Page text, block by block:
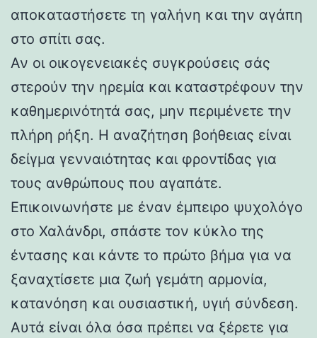
αποκαταστήσετε τη γαλήνη και την αγάπη
στο σπίτι σας.
Αν οι οικογενειακές συγκρούσεις σάς
στερούν την ηρεμία και καταστρέφουν την
καθημερινότητά σας, μην περιμένετε την
πλήρη ρήξη. Η αναζήτηση βοήθειας είναι
δείγμα γενναιότητας και φροντίδας για
τους ανθρώπους που αγαπάτε.
Επικοινωνήστε με έναν έμπειρο ψυχολόγο
στο Χαλάνδρι, σπάστε τον κύκλο της
έντασης και κάντε το πρώτο βήμα για να
ξαναχτίσετε μια ζωή γεμάτη αρμονία,
κατανόηση και ουσιαστική, υγιή σύνδεση.
Αυτά είναι όλα όσα πρέπει να ξέρετε για